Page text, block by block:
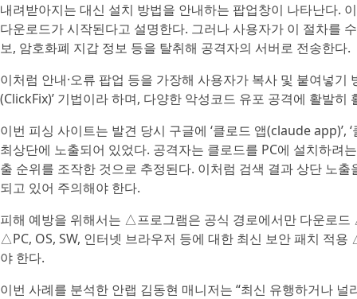
내려받아지는 대신 설치 방법을 안내하는 팝업창이 나타난다.
다운로드가 시작된다고 설명한다. 그러나 사용자가 이 절차를
보, 암호화폐 지갑 정보 등을 탈취해 공격자의 서버로 전송한다.
이처럼 안내·오류 팝업 등을 가장해 사용자가 복사 및 붙여넣
(ClickFix)’ 기법이라 하며, 다양한 악성코드 유포 공격에 활발히
이번 피싱 사이트는 발견 당시 구글에 ‘클로드 앱(claude
최상단에 노출되어 있었다. 공격자는 클로드를 PC에 설치하려
출 순위를 조작한 것으로 추정된다. 이처럼 검색 결과 상단 노
되고 있어 주의해야 한다.
피해 예방을 위해서는 △프로그램은 공식 경로에서만 다운로
△PC, OS, SW, 인터넷 브라우저 등에 대한 최신 보안 패치 적
야 한다.
이번 사례를 분석한 안랩 김동현 매니저는 “최신 유행하거나